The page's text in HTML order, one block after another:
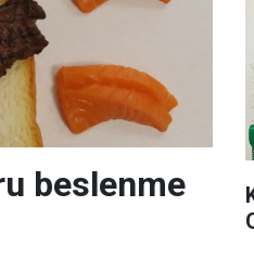
beslenme